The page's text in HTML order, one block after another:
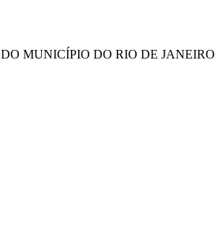
MUNICÍPIO DO RIO DE JANEIRO